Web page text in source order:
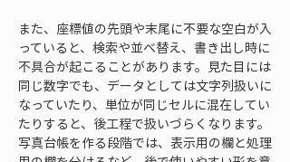
また、座標値の先頭や末尾に不要な空白が入
っていると、検索や並べ替え、書き出し時に
不具合が起こることがあります。見た目には
同じ数字でも、データとしては文字列扱いに
なっていたり、単位が同じセルに混在してい
たりすると、後工程で扱いづらくなります。
写真台帳を作る段階では、表示用の欄と処理